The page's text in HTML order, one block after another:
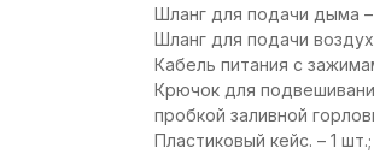
Шланг для подачи дыма –
Шланг для подачи
Кабель питания с
Крючок для
пробкой заливной
Пластиковый кейс. – 1 шт.;